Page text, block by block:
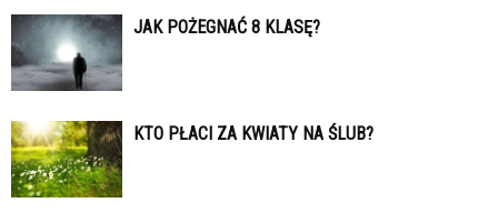
JAK POŻEGNAĆ 8 KLASĘ?
KTO PŁACI ZA KWIATY NA ŚLUB?